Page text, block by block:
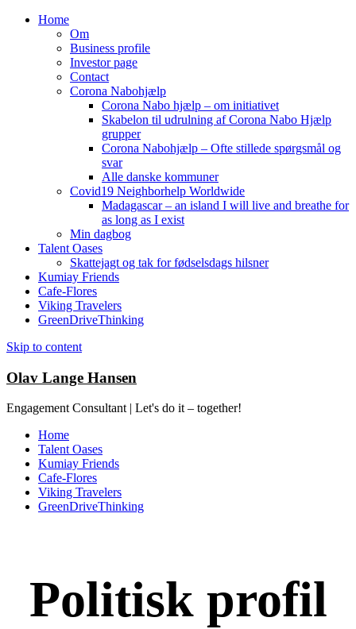
Home
Om
Business profile
Investor page
Contact
Corona Nabohjælp
Corona Nabo hjælp – om initiativet
Skabelon til udrulning af Corona Nabo Hjælp
grupper
Corona Nabohjælp – Ofte stillede spørgsmål og
svar
Alle danske kommuner
Covid19 Neighborhelp Worldwide
Madagascar – an island I will live and breathe for
as long as I exist
Min dagbog
Talent Oases
Skattejagt og tak for fødselsdags hilsner
Kumiay Friends
Cafe-Flores
Viking Travelers
GreenDriveThinking
Skip to content
Olav Lange Hansen
Engagement Consultant | Let's do it – together!
Home
Talent Oases
Kumiay Friends
Cafe-Flores
Viking Travelers
GreenDriveThinking
Politisk profil